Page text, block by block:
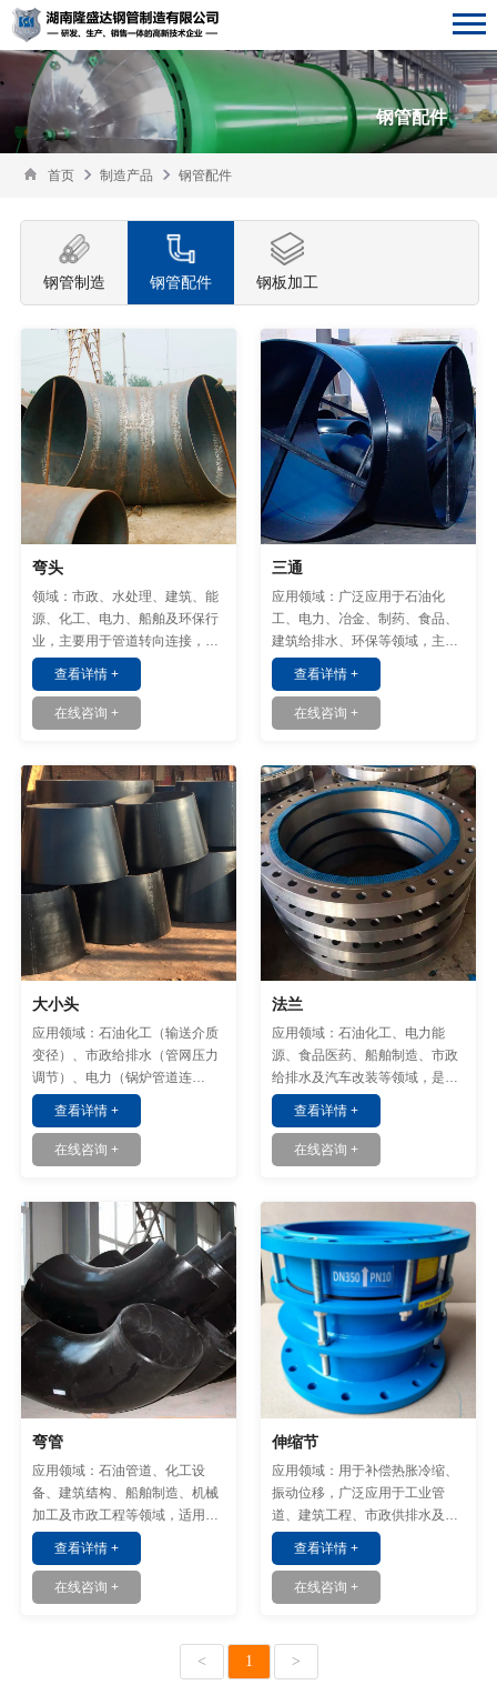
钢管配件
首页 制造产品 钢管配件
钢管制造 钢管配件 钢板加工
弯头
领域：市政、水处理、建筑、能
源、化工、电力、船舶及环保行
业，主要用于管道转向连接，适
应不同介质与环境需求。
查看详情 +
在线咨询 +
三通
应用领域：广泛应用于石油化
工、电力、冶金、制药、食品、
建筑给排水、环保等领域，主要
用于管道分流或合流。
查看详情 +
在线咨询 +
大小头
应用领域：石油化工（输送介质
变径）、市政给排水（管网压力
调节）、电力（锅炉管道连
接）、制药（洁净管道系统）等
领域。
查看详情 +
在线咨询 +
法兰
应用领域：石油化工、电力能
源、食品医药、船舶制造、市政
给排水及汽车改装等领域，是管
道和设备连接的关键部件。
查看详情 +
在线咨询 +
弯管
应用领域：石油管道、化工设
备、建筑结构、船舶制造、机械
加工及市政工程等领域，适用于
需要改变管道方向的输送系统。
查看详情 +
在线咨询 +
伸缩节
应用领域：用于补偿热胀冷缩、
振动位移，广泛应用于工业管
道、建筑工程、市政供排水及消
防系统等领域。
查看详情 +
在线咨询 +
< 1 >